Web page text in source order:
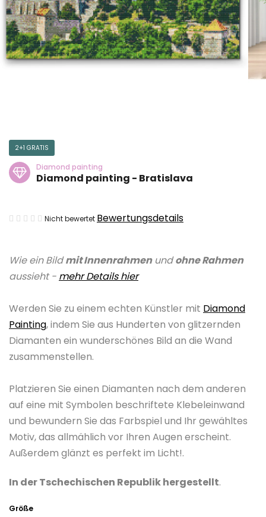
Wie ein Bildmit Innenrahmenundohne Rahmen
aussieht - mehr Details hier
Werden Sie zu einem echten Künstler mit Diamond
Painting, indem Sie aus Hunderten von glitzernden
Diamanten ein wunderschönes Bild an die Wand
zusammenstellen.
Platzieren Sie einen Diamanten nach dem anderen
auf eine mit Symbolen beschriftete Klebeleinwand
und bewundern Sie das Farbspiel und Ihr gewähltes
Motiv, das allmählich vor Ihren Augen erscheint.
Außerdem glänzt es perfekt im Licht!.
In der Tschechischen Republik hergestellt.
Größe
2+1 GRATIS
Diamond painting
Diamond painting - Bratislava
Die
ist
0,0
5
Sternen.
Nicht bewertet Bewertungsdetails